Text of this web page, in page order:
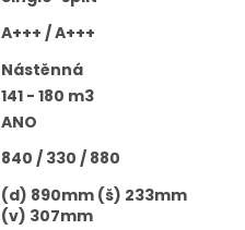
A+++ / A+++
Nástěnná
141 - 180 m3
ANO
840 / 330 / 880
(d) 890mm (š) 233mm
(v) 307mm